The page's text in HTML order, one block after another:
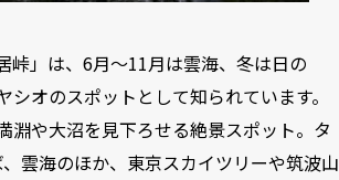
峠」は、6月～11月は雲海、冬は日の
シオのスポットとして知られています。
淵や大沼を見下ろせる絶景スポット。タ
雲海のほか、東京スカイツリーや筑波山